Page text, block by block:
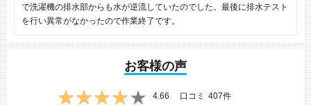
で洗濯機の排水部からも水が逆流していたのでした。最後に排水テスト
を行い異常がなかったので作業終了です。
お客様の声
4.66 口コミ 407件